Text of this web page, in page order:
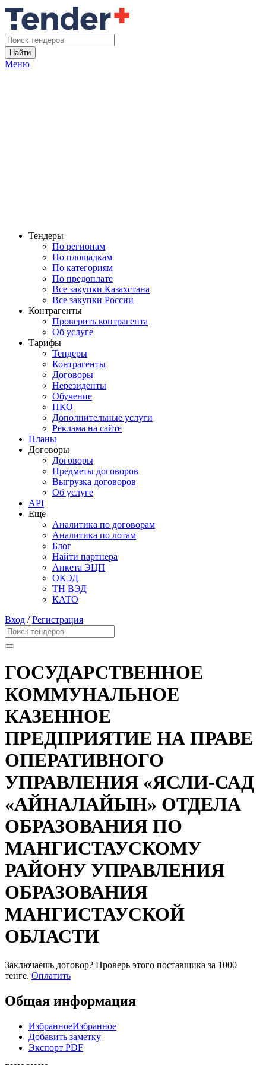
Найти
Меню
Тендеры
По регионам
По площадкам
По категориям
По предоплате
Все закупки Казахстана
Все закупки России
Контрагенты
Проверить контрагента
Об услуге
Тарифы
Тендеры
Контрагенты
Договоры
Нерезиденты
Обучение
ПКО
Дополнительные услуги
Реклама на сайте
Планы
Договоры
Договоры
Предметы договоров
Выгрузка договоров
Об услуге
API
Еще
Аналитика по договорам
Аналитика по лотам
Блог
Найти партнера
Анкета ЭЦП
ОКЭД
ТН ВЭД
КАТО
Вход /Регистрация
ГОСУДАРСТВЕННОЕ
КОММУНАЛЬНОЕ
КАЗЕННОЕ
ПРЕДПРИЯТИЕ НА ПРАВЕ
ОПЕРАТИВНОГО
УПРАВЛЕНИЯ «ЯСЛИ-САД
«АЙНАЛАЙЫН» ОТДЕЛА
ОБРАЗОВАНИЯ ПО
МАНГИСТАУСКОМУ
РАЙОНУ УПРАВЛЕНИЯ
ОБРАЗОВАНИЯ
МАНГИСТАУСКОЙ
ОБЛАСТИ
Заключаешь договор? Проверь этого поставщика за 1000
тенге. Оплатить
Общая информация
ИзбранноеИзбранное
Добавить заметку
Экспорт PDF